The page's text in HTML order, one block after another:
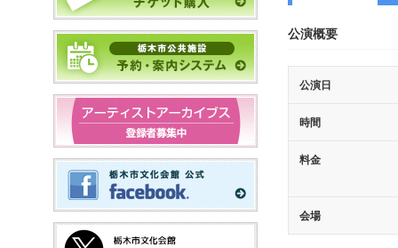
公演概要
公演日
時間
料金
会場